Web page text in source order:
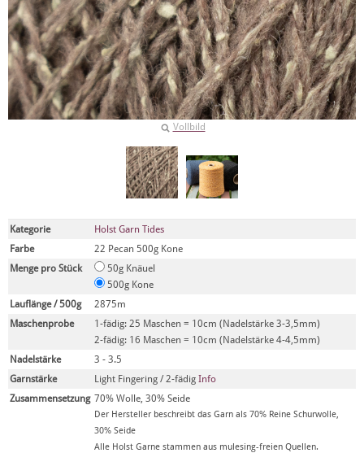
Vollbild
Kategorie
Holst Garn Tides
Farbe
22 Pecan 500g Kone
Menge pro Stück
50g Knäuel
500g Kone
Lauflänge / 500g
2875m
Maschenprobe
1-fädig: 25 Maschen = 10cm (Nadelstärke 3-3,5mm)
2-fädig: 16 Maschen = 10cm (Nadelstärke 4-4,5mm)
Nadelstärke
3 - 3.5
Garnstärke
Light Fingering / 2-fädig Info
Zusammensetzung 70% Wolle, 30% Seide
Der Hersteller beschreibt das Garn als 70% Reine Schurwolle,
30% Seide
Alle Holst Garne stammen aus mulesing-freien Quellen.